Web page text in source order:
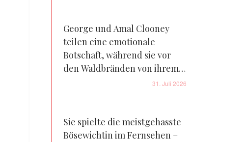
George und Amal Clooney
teilen eine emotionale
Botschaft, während sie vor
den Waldbränden von ihrem
Bauernhof in Frankreich31. Juli 2026
Sie spielte die meistgehasste
Bösewichtin im Fernsehen –